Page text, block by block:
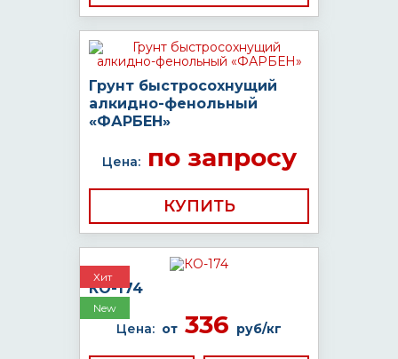
Грунт быстросохнущий
алкидно-фенольный
«ФАРБЕН»
Цена:по запросу
КУПИТЬ
Хит
New
КО-174
Цена: от 336 руб/кг